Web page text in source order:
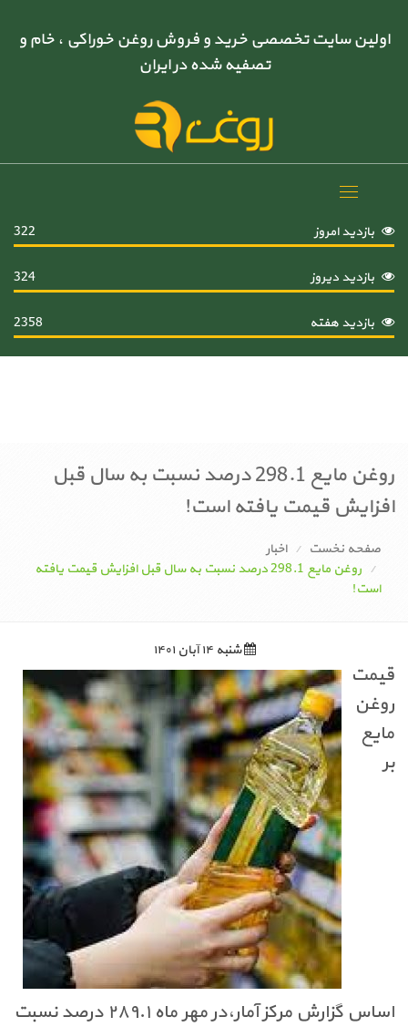
اولین سایت تخصصی خرید و فروش روغن خوراکی ، خام و
تصفیه شده در ایران
Toggle
بازدید امروز
322
بازدید دیروز 324
بازدید هفته 2358
روغن مایع 298.1 درصد نسبت به سال قبل
افزایش قیمت یافته است!
صفحه نخست
اخبار
روغن مایع 298.1 درصد نسبت به سال قبل افزایش قیمت یافته
است!
شنبه ۱۴ آبان ۱۴۰۱
قیمت
روغن
مایع
بر
اساس گزارش مرکز آمار،در مهر ماه ۲۸۹.۱ درصد نسبت